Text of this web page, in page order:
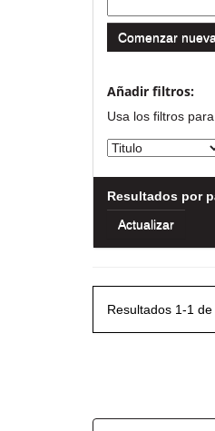
Comenzar
Añadir filtros:
Usa los filtros
Resultados por
Resultados 1-1 de